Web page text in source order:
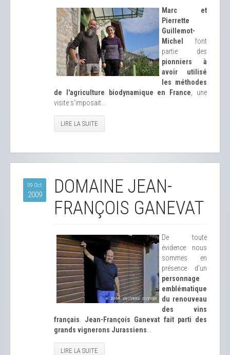
Marc et
Pierrette
Guillemot-
Michel
font
partie des
pionniers à
avoir utilisé
les méthodes
de l'agriculture biodynamique en France , une
visite s'imposait...
LIRE LA SUITE
09 Oct
2009
DOMAINE JEAN-
FRANÇOIS GANEVAT
De toute
évidence nous
sommes en
présence d'un
personnage
emblématique
du renouveau
des vins
français
Jean-François Ganevat fait parti des
grands vignerons Jurassiens
LIRE LA SUITE